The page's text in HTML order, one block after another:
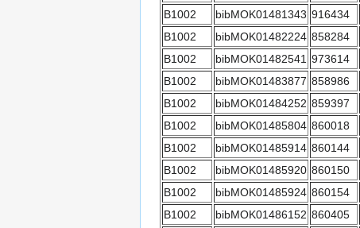
B1002
bibMOK01481343 916434
B1002
bibMOK01482224 858284
B1002
bibMOK01482541 973614
B1002
bibMOK01483877 858986
B1002
bibMOK01484252 859397
B1002
bibMOK01485804 860018
B1002
bibMOK01485914 860144
B1002
bibMOK01485920 860150
B1002
bibMOK01485924 860154
B1002
bibMOK01486152 860405